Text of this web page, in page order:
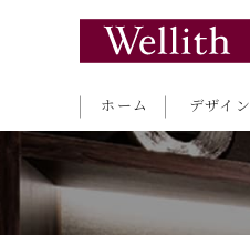
ホーム デザイン